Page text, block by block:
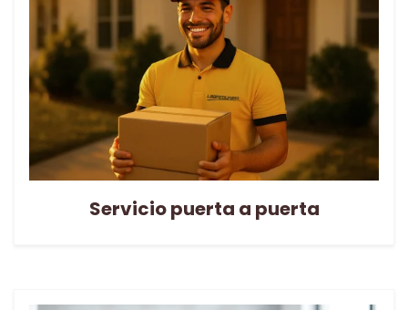
Servicio puerta a puerta